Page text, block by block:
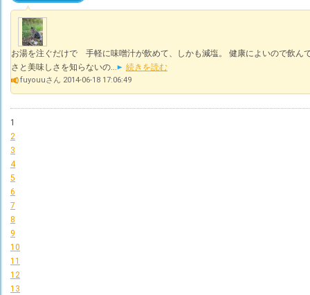
お湯を注ぐだけで 手軽に味噌汁が飲めて、しかも減塩。 健康によいので飲ん
さと美味しさを知らないの...
続きを読む
fuyouuさん 2014-06-18 17:06:49
1
2
3
4
5
6
7
8
9
10
11
12
13